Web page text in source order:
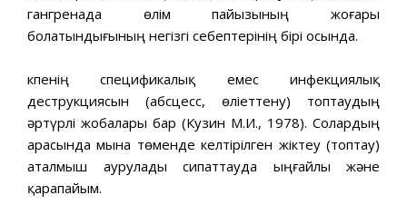
гангренада өлім пайызының жоғары
болатындығының негізгі себептерінің бірі осында.
Өкпенің спецификалық емес инфекциялық
деструкциясын (абсцесс, өліеттену) топтаудың
әртүрлі жобалары бар (Кузин М.И., 1978). Солардың
арасында мына төменде келтірілген жіктеу (топтау)
аталмыш аурулады сипаттауда ыңғайлы және
қарапайым.